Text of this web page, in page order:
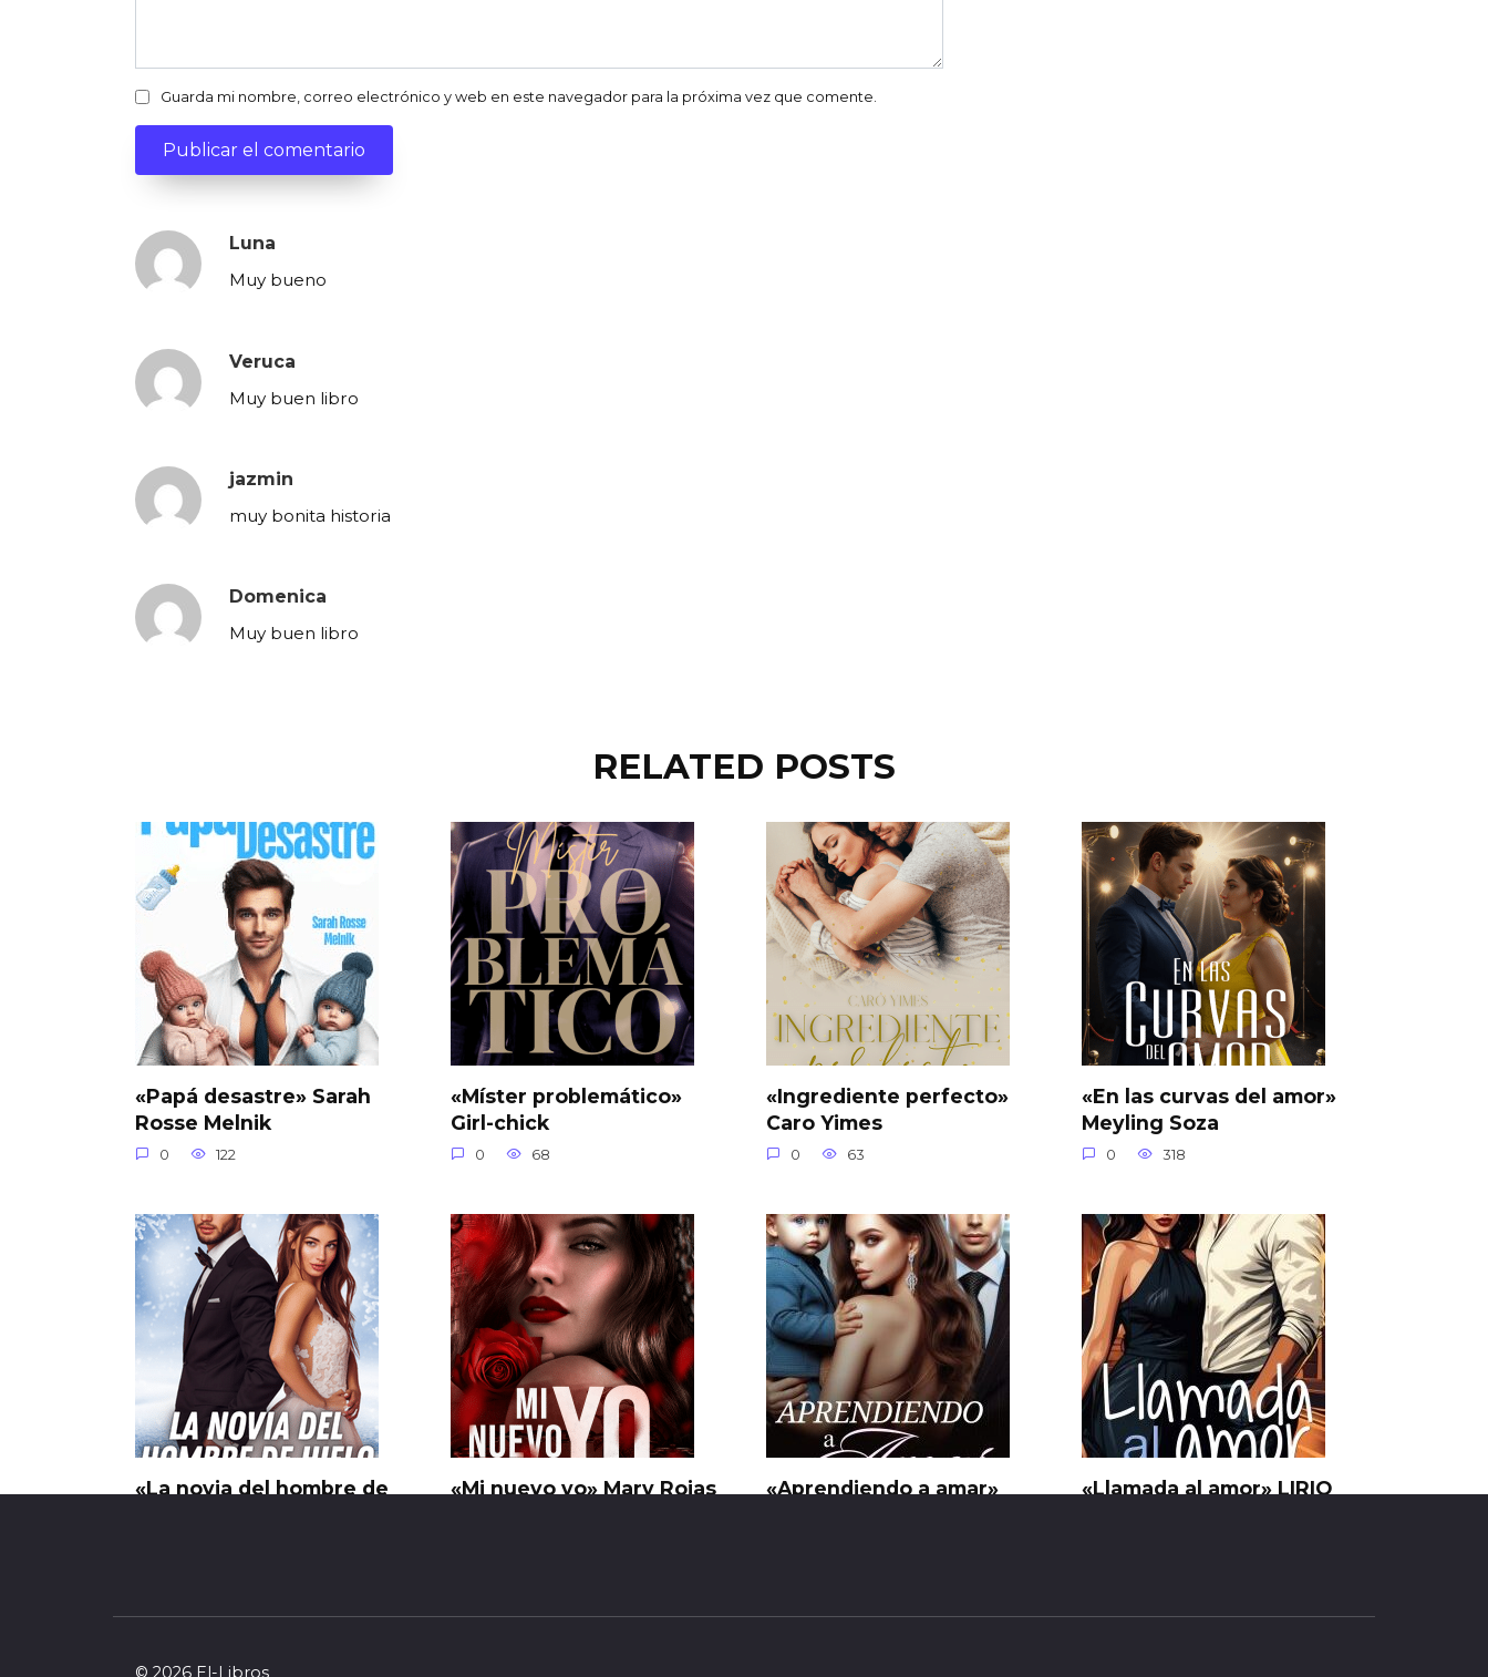
Guarda mi nombre, correo electrónico y web en este navegador para la próxima vez que comente.
Luna
Muy bueno
Veruca
Muy buen libro
jazmin
muy bonita historia
Domenica
Muy buen libro
RELATED POSTS
«Papá desastre» Sarah
Rosse Melnik
0 122
«Míster problemático»
Girl-chick
0 68
«Ingrediente perfecto»
Caro Yimes
0 63
«En las curvas del amor»
Meyling Soza
0 318
«La novia del hombre de
«Mi nuevo yo» Mary Rojas
«Aprendiendo a amar»
«Llamada al amor» LIRIO
© 2026 El-Libros